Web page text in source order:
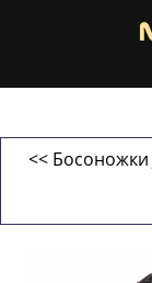
<< Босоножки